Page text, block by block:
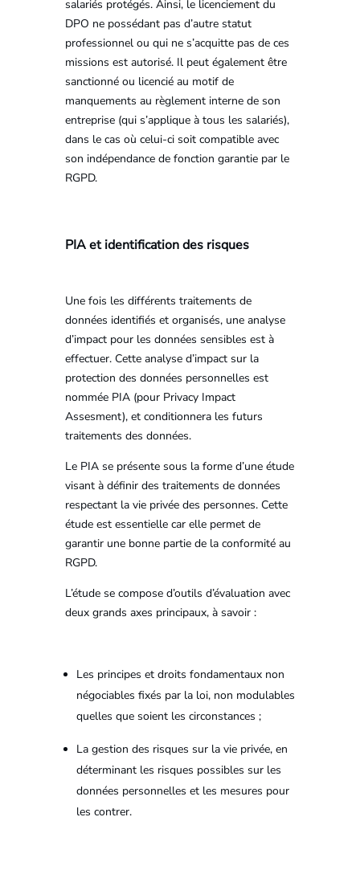
salariés protégés. Ainsi, le licenciement du
DPO ne possédant pas d’autre statut
professionnel ou qui ne s’acquitte pas de ces
missions est autorisé. Il peut également être
sanctionné ou licencié au motif de
manquements au règlement interne de son
entreprise (qui s’applique à tous les salariés),
dans le cas où celui-ci soit compatible avec
son indépendance de fonction garantie par le
RGPD.
PIA et identification des risques
Une fois les différents traitements de
données identifiés et organisés, une analyse
d’impact pour les données sensibles est à
effectuer. Cette analyse d’impact sur la
protection des données personnelles est
nommée PIA (pour Privacy Impact
Assesment), et conditionnera les futurs
traitements des données.
Le PIA se présente sous la forme d’une étude
visant à définir des traitements de données
respectant la vie privée des personnes. Cette
étude est essentielle car elle permet de
garantir une bonne partie de la conformité au
RGPD.
L’étude se compose d’outils d’évaluation avec
deux grands axes principaux, à savoir :
Les principes et droits fondamentaux non
négociables fixés par la loi, non modulables
quelles que soient les circonstances ;
La gestion des risques sur la vie privée, en
déterminant les risques possibles sur les
données personnelles et les mesures pour
les contrer.